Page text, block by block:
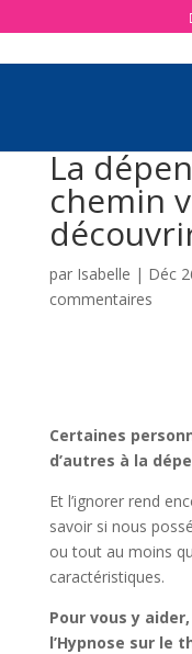
La
chemin
par Isabelle | Déc
commentaires
Certaines
d’autres à la
Et l’ignorer rend
savoir si nous
ou tout au moins
caractéristiques.
Pour vous y
l’Hypnose sur le